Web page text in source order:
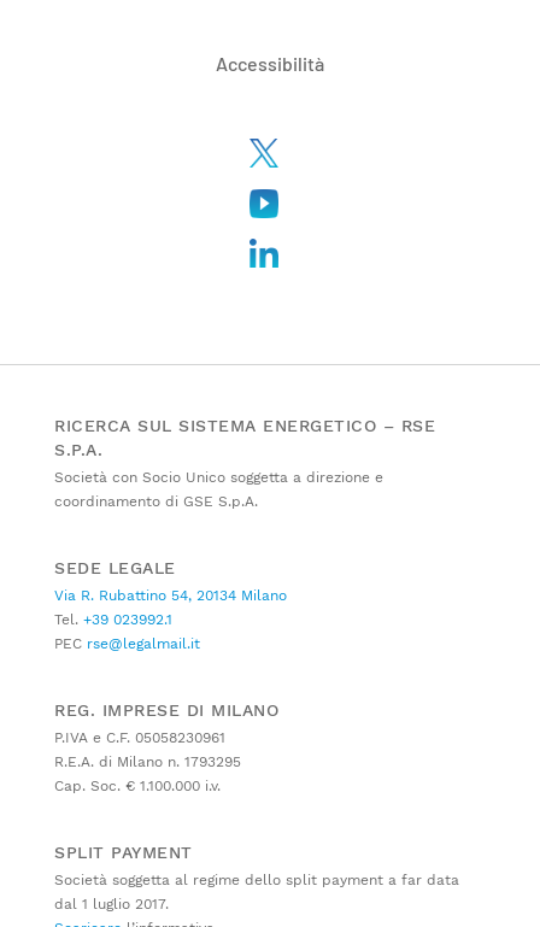
Accessibilità
RICERCA SUL SISTEMA ENERGETICO – RSE
S.P.A.
Società con Socio Unico soggetta a direzione e
coordinamento di GSE S.p.A.
SEDE LEGALE
Via R. Rubattino 54, 20134 Milano
Tel. +39 023992.1
PEC rse@legalmail.it
REG. IMPRESE DI MILANO
P.IVA e C.F. 05058230961
R.E.A. di Milano n. 1793295
Cap. Soc. € 1.100.000 i.v.
SPLIT PAYMENT
Società soggetta al regime dello split payment a far data
dal 1 luglio 2017.